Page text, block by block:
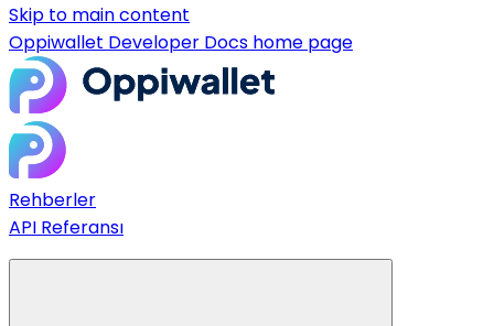
Skip to main content
Oppiwallet Developer Docs home page
Rehberler
API Referansı